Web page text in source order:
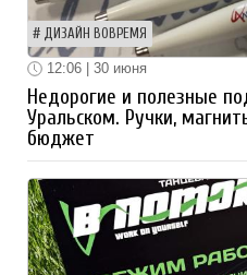
ДИЗАЙН ВОВРЕМЯ
12:06 | 30 июня
Недорогие и полезные
Уральском. Ручки,
бюджет